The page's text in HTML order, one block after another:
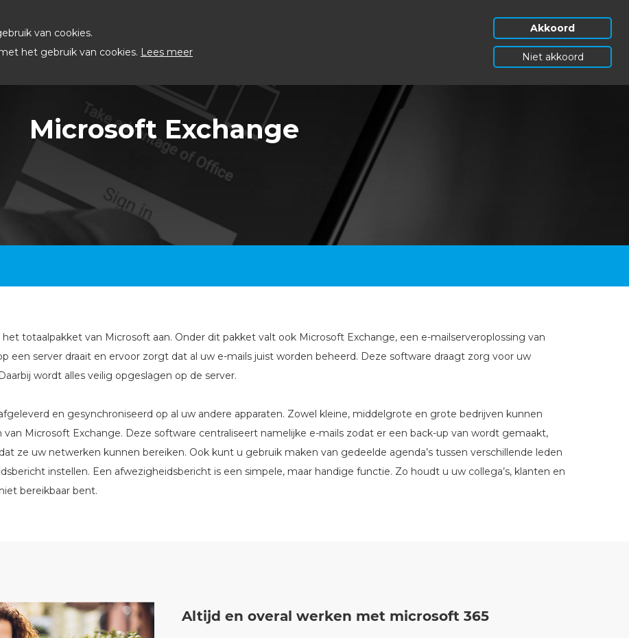
van cookies.
het gebruik van cookies. Lees meer
Akkoord
Niet akkoord
Microsoft Exchange
totaalpakket van Microsoft aan. Onder dit pakket valt ook Microsoft Exchange, een e-mailserveroplossing van
een server draait en ervoor zorgt dat al uw e-mails juist worden beheerd. Deze software draagt zorg voor uw
wordt alles veilig opgeslagen op de server.
en gesynchroniseerd op al uw andere apparaten. Zowel kleine, middelgrote en grote bedrijven kunnen
Microsoft Exchange. Deze software centraliseert namelijke e-mails zodat er een back-up van wordt gemaakt,
ze uw netwerken kunnen bereiken. Ook kunt u gebruik maken van gedeelde agenda’s tussen verschillende leden
instellen. Een afwezigheidsbericht is een simpele, maar handige functie. Zo houdt u uw collega’s, klanten en
bereikbaar bent.
Altijd en overal werken met microsoft 365